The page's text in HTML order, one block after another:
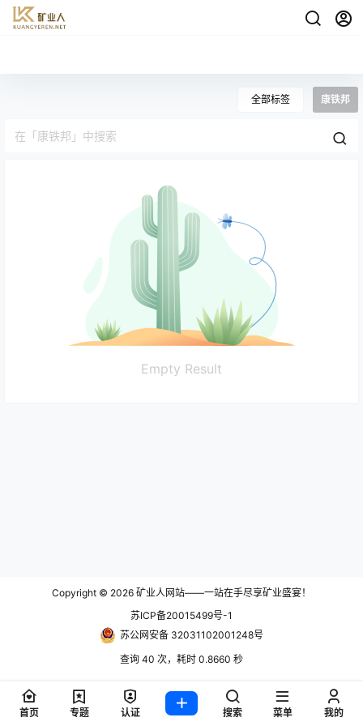
全部标签 康铁邦
Empty Result
Copyright © 2026 矿业人网站——一站在手尽享矿业盛宴！
苏ICP备20015499号-1
苏公网安备 32031102001248号
查询 40 次，耗时 0.8660 秒
首页 专题 认证 搜索 菜单 我的